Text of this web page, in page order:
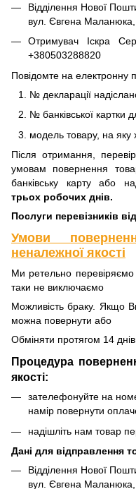
Відділення Нової
вул. Євгена Маланюка,
Отримувач Іскра
+380503288820
Повідомте на електронну
№ декларації
№ банківської картки
модель товару, на яку
Після отримання,
умовам повернення
банківську карту або
трьох робочих днів.
Послуги перевізників
Умови
неналежної якості
Ми ретельно
таки не виключаємо
Можливість браку. Якщо
можна повернути або
Обміняти протягом 14
Процедура
якості:
зателефонуйте на
намір повернути
надішліть нам товар
Дані для відправлення
Відділення Нової
вул. Євгена Маланюка,